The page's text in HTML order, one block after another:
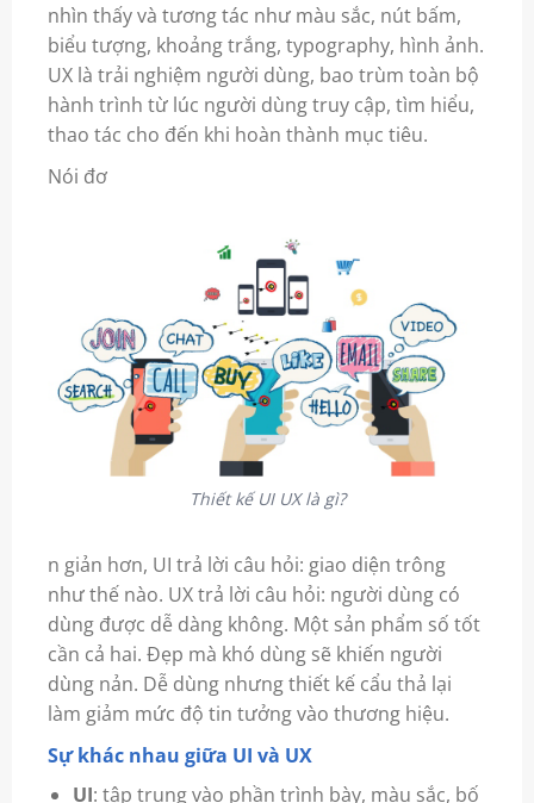
nhìn thấy và tương tác như màu sắc, nút bấm,
biểu tượng, khoảng trắng, typography, hình ảnh.
UX là trải nghiệm người dùng, bao trùm toàn bộ
hành trình từ lúc người dùng truy cập, tìm hiểu,
thao tác cho đến khi hoàn thành mục tiêu.
Nói đơ
Thiết kế UI UX là gì?
n giản hơn, UI trả lời câu hỏi: giao diện trông
như thế nào. UX trả lời câu hỏi: người dùng có
dùng được dễ dàng không. Một sản phẩm số tốt
cần cả hai. Đẹp mà khó dùng sẽ khiến người
dùng nản. Dễ dùng nhưng thiết kế cẩu thả lại
làm giảm mức độ tin tưởng vào thương hiệu.
Sự khác nhau giữa UI và UX
UI: tập trung vào phần trình bày, màu sắc, bố